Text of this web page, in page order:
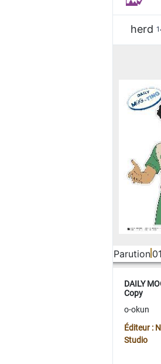
herd
Parution
DAILY
Copy
o-okun
Éditeur :
Studio